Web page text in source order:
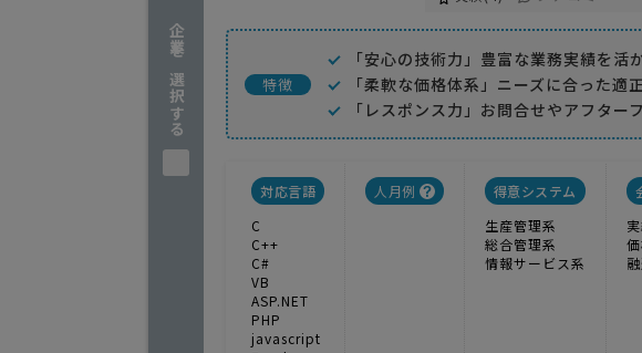
企業を選択する 特徴
「安心の技術力」豊富な業務実績を
「柔軟な価格体系」ニーズに合った適
「レスポンス力」お問合せやアフタ
対応言語
C
C++
C#
VB
ASP.NET
PHP
javascript
人月例
得意システム
生産管理系
総合管理系
情報サービス系